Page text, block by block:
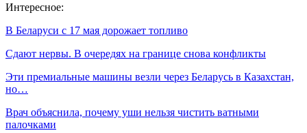
Интересное:
В Беларуси с 17 мая дорожает топливо
Сдают нервы. В очередях на границе снова конфликты
Эти премиальные машины везли через Беларусь в Казахстан,
но…
Врач объяснила, почему уши нельзя чистить ватными
палочками